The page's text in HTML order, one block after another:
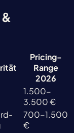
Pricing-
Range
2026
1.500-
3.500 €
700-1.500
€